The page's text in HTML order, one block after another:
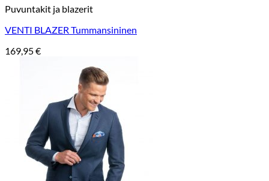
Puvuntakit ja blazerit
VENTI BLAZER Tummansininen
169,95€